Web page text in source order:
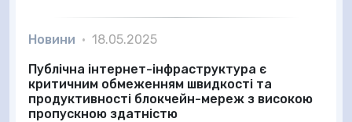
Новини • 18.05.2025
Публічна інтернет-інфраструктура є
критичним обмеженням швидкості та
продуктивності блокчейн-мереж з високою
пропускною здатністю